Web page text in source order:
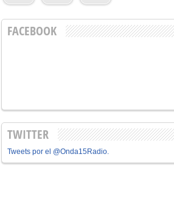
FACEBOOK
TWITTER
Tweets por el @Onda15Radio.